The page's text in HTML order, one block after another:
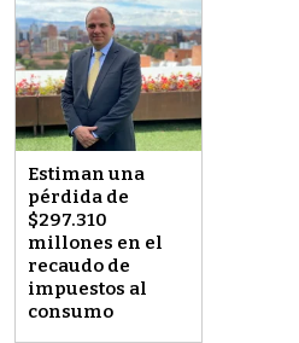
Estiman una
pérdida de
$297.310
millones en el
recaudo de
impuestos al
consumo